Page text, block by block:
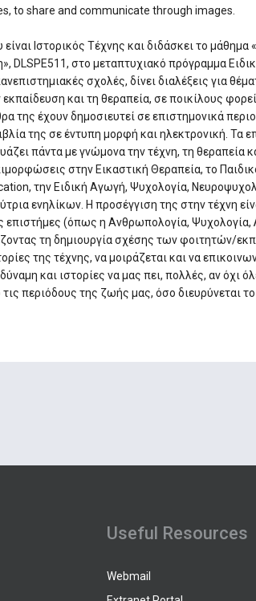
to share and communicate through images.
Ιστορικός Τέχνης και διδάσκει το
DLSPE511, στο μεταπτυχιακό πρόγραμμα
σχολές, δίνει διαλέξεις για
και τη θεραπεία, σε ποικίλους
της έχουν δημοσιευτεί σε επιστημονικά
της σε έντυπη μορφή και ηλεκτρονική. Τα
πάντα με γνώμονα την τέχνη, τη θεραπεία
στην Εικαστική Θεραπεία, το
την Ειδική Αγωγή, Ψυχολογία,
ενηλίκων. Η προσέγγιση της στην τέχνη
επιστήμες (όπως η Ανθρωπολογία, Ψυχολογία,
τη δημιουργία σχέσης των φοιτητών/
της τέχνης, να μοιράζεται και να
και ιστορίες να μας πει, πολλές, αν όχι
περιόδους της ζωής μας, όσο διευρύνεται το
Useful Resources
Webmail